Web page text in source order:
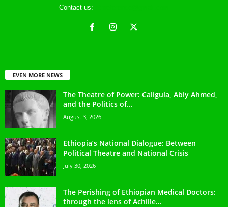
Contact us:
EVEN MORE NEWS
The Theatre of Power: Caligula, Abiy Ahmed,
and the Politics of...
August 3, 2026
Ethiopia’s National Dialogue: Between
Political Theatre and National Crisis
July 30, 2026
The Perishing of Ethiopian Medical Doctors:
through the lens of Achille...